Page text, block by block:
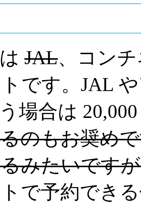
JAL、コン
です。JAL
場合は
のもお奨め
みたいです
で予約でき